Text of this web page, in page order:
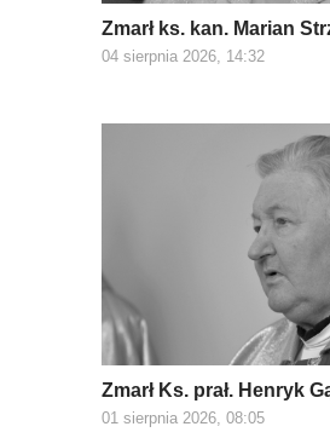
Zmarł ks. kan. Marian
04 sierpnia 2026, 14:32
Zmarł Ks. prał. Henryk
01 sierpnia 2026, 08:05